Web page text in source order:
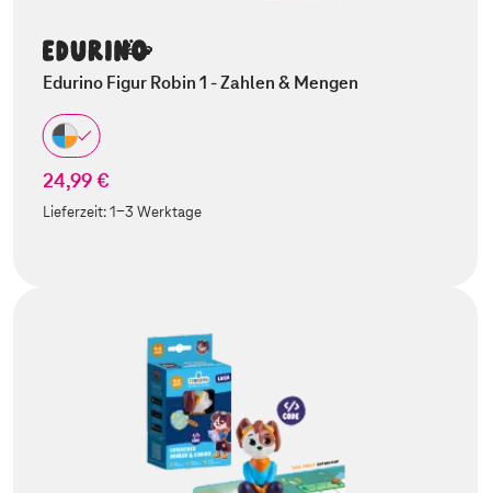
Edurino Figur Robin 1 - Zahlen & Mengen
24,99 €
Lieferzeit:1-3 Werktage